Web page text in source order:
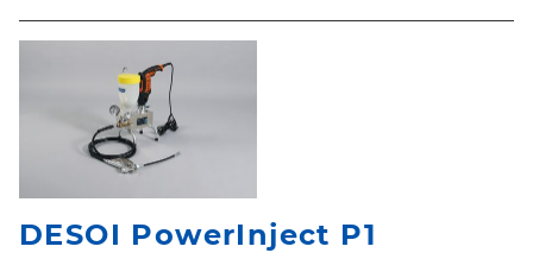
DESOI PowerInject P1